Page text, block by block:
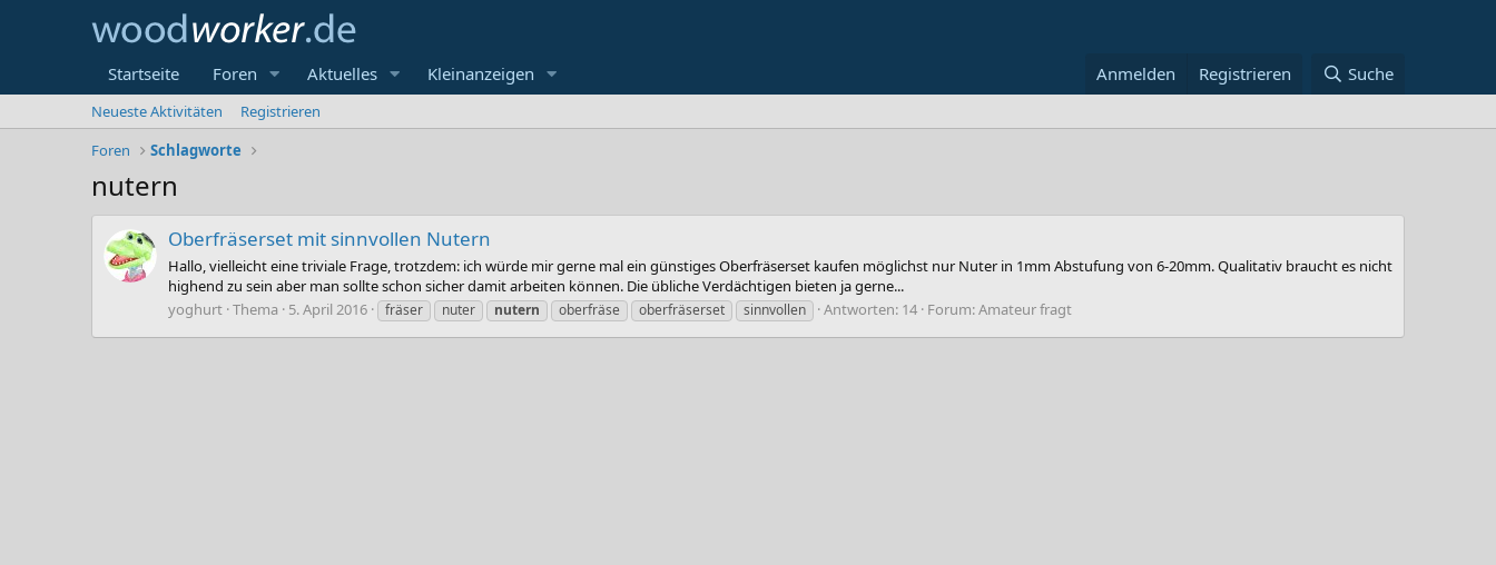
Startseite Foren Aktuelles Kleinanzeigen Anmelden Registrieren Suche
Neueste Aktivitäten
Registrieren
Foren
Schlagworte
nutern
Oberfräserset mit sinnvollen Nutern
Hallo, vielleicht eine triviale Frage, trotzdem: ich würde mir gerne mal ein günstiges Oberfräserset kaufen möglichst nur Nuter in 1mm Abstufung von 6-20mm. Qualitativ braucht es nicht
highend zu sein aber man sollte schon sicher damit arbeiten können. Die übliche Verdächtigen bieten ja gerne...
yoghurt Thema 5. April 2016 fräser nuter nutern oberfräse oberfräserset sinnvollen Antworten: 14 Forum:Amateur fragt